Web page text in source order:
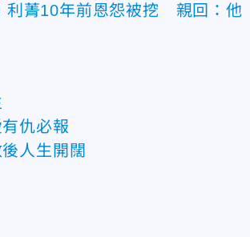
利菁10年前恩怨被挖 親回：他
仇必報
人生開闊